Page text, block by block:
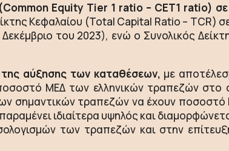
Equity Tier 1 ratio – CET1 ratio)
Κεφαλαίου (Total Capital Ratio – TCR)
του 2023), ενώ ο Συνολικός
αύξησης των καταθέσεων, με
ΜΕΔ των ελληνικών τραπεζών στο
σημαντικών τραπεζών να έχουν
ιδιαίτερα υψηλός και
των τραπεζών και στην